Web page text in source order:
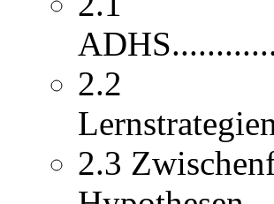
2.2
2.3